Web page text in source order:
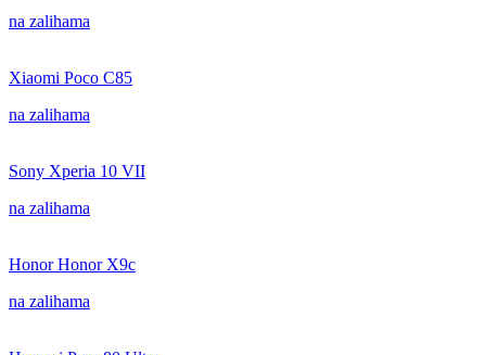
na zalihama
Xiaomi Poco C85
na zalihama
Sony Xperia 10 VII
na zalihama
Honor Honor X9c
na zalihama